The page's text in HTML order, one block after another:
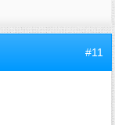
#11